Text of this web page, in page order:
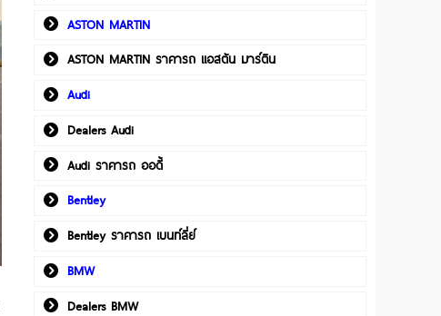
ASTON MARTIN
ASTON MARTIN ราคารถ แอสตัน มาร์ติน
Audi
Dealers Audi
Audi ราคารถ ออดี้
Bentley
Bentley ราคารถ เบนท์ลี่ย์
BMW
Dealers BMW